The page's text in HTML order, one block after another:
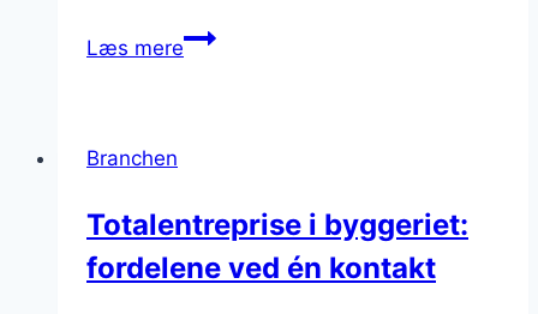
Læs mereEntreprenørbranchen
Danmark
Branchen
Totalentreprise i byggeriet:
fordelene ved én kontakt